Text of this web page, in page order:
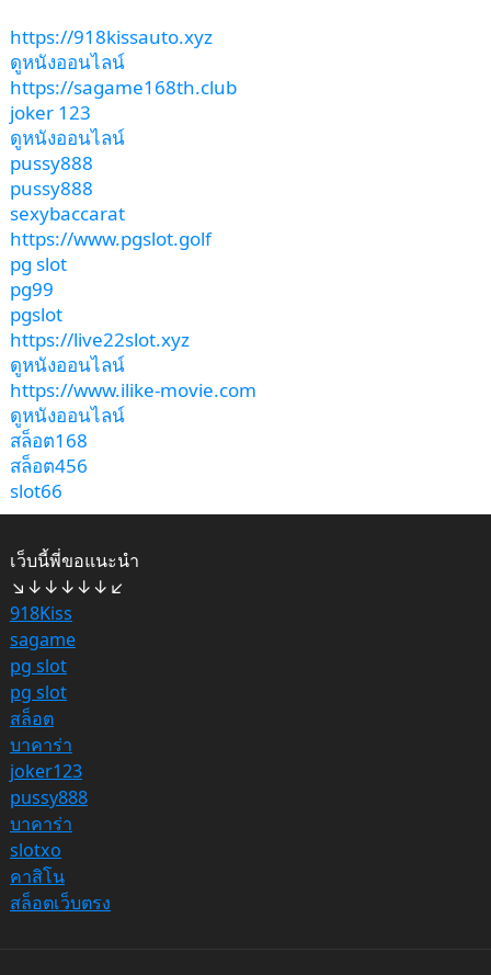
https://918kissauto.xyz
ดูหนังออนไลน์
https://sagame168th.club
joker 123
ดูหนังออนไลน์
pussy888
pussy888
sexybaccarat
https://www.pgslot.golf
pg slot
pg99
pgslot
https://live22slot.xyz
ดูหนังออนไลน์
https://www.ilike-movie.com
ดูหนังออนไลน์
สล็อต168
สล็อต456
slot66
เว็บนี้พี่ขอแนะนำ
↘↓↓↓↓↓↙
918Kiss
sagame
pg slot
pg slot
สล็อต
บาคาร่า
joker123
pussy888
บาคาร่า
slotxo
คาสิโน
สล็อตเว็บตรง